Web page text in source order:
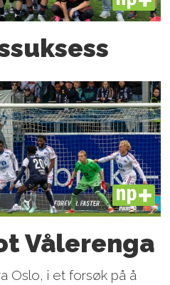
PLUS
Vålerenga
Oslo, i et forsøk på å